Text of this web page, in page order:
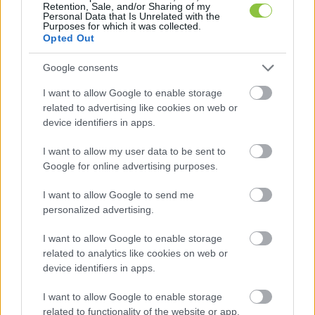
Retention, Sale, and/or Sharing of my
Personal Data that Is Unrelated with the
Purposes for which it was collected.
Opted Out
Google consents
I want to allow Google to enable storage
related to advertising like cookies on web or
device identifiers in apps.
I want to allow my user data to be sent to
Google for online advertising purposes.
I want to allow Google to send me
personalized advertising.
I want to allow Google to enable storage
related to analytics like cookies on web or
device identifiers in apps.
I want to allow Google to enable storage
related to functionality of the website or app.
önmagukat és másokat ugyanazon mérce
alapján ítélték meg, ezen a területen hasonló
aktivitási mintázatot mutattak a cselekedetek és
azok későbbi értékelése során. Az erkölcsileg
következetlen résztvevőknél azonban más volt
a helyzet: az aktivitási minták eltértek egymástól.
van az agyban, de nem mindig kerül ugyanúgy
alkalmazásra.
A kutatók másik megállapítása szerint az